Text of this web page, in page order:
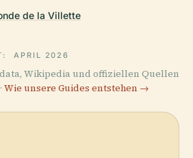
de la Villette
APRIL 2026
Wikipedia und offiziellen Quellen
Wie unsere Guides entstehen →